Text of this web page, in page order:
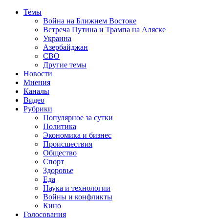
Темы
Война на Ближнем Востоке
Встреча Путина и Трампа на Аляске
Украина
Азербайджан
СВО
Другие темы
Новости
Мнения
Каналы
Видео
Рубрики
Популярное за сутки
Политика
Экономика и бизнес
Происшествия
Общество
Спорт
Здоровье
Еда
Наука и технологии
Войны и конфликты
Кино
Голосования